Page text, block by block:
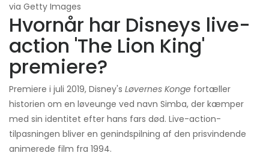
via Getty Images
Hvornår har Disneys live-
action 'The Lion King'
premiere?
Premiere i juli 2019, Disney's Løvernes Konge fortæller
historien om en løveunge ved navn Simba, der kæmper
med sin identitet efter hans fars død. Live-action-
tilpasningen bliver en genindspilning af den prisvindende
animerede film fra 1994.